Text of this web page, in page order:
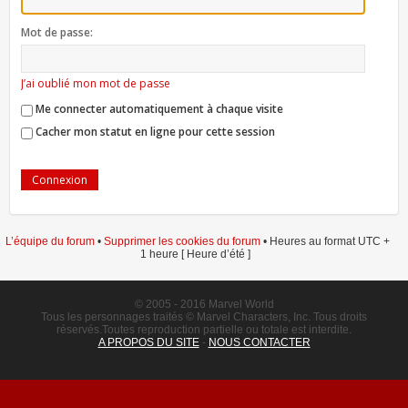
Mot de passe:
J’ai oublié mon mot de passe
Me connecter automatiquement à chaque visite
Cacher mon statut en ligne pour cette session
L’équipe du forum• Supprimer les cookies du forum• Heures au format UTC +
1 heure [ Heure d’été ]
© 2005 - 2016 Marvel World
Tous les personnages traités © Marvel Characters, Inc. Tous droits
réservés.Toutes reproduction partielle ou totale est interdite.
A PROPOS DU SITE- NOUS CONTACTER